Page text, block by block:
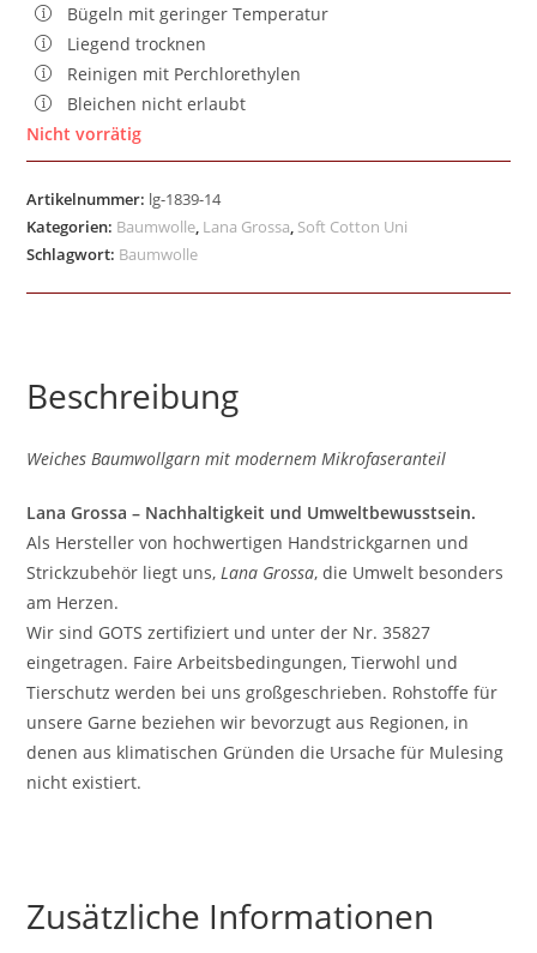
Bügeln mit geringer Temperatur
Liegend trocknen
Reinigen mit Perchlorethylen
Bleichen nicht erlaubt
Nicht vorrätig
Artikelnummer: lg-1839-14
Kategorien: Baumwolle, Lana Grossa, Soft Cotton Uni
Schlagwort: Baumwolle
Beschreibung
Weiches Baumwollgarn mit modernem Mikrofaseranteil
Lana Grossa – Nachhaltigkeit und Umweltbewusstsein.
Als Hersteller von hochwertigen Handstrickgarnen und
Strickzubehör liegt uns,Lana Grossa, die Umwelt besonders
am Herzen.
Wir sind GOTS zertifiziert und unter der Nr. 35827
eingetragen. Faire Arbeitsbedingungen, Tierwohl und
Tierschutz werden bei uns großgeschrieben. Rohstoffe für
unsere Garne beziehen wir bevorzugt aus Regionen, in
denen aus klimatischen Gründen die Ursache für Mulesing
nicht existiert.
Zusätzliche Informationen